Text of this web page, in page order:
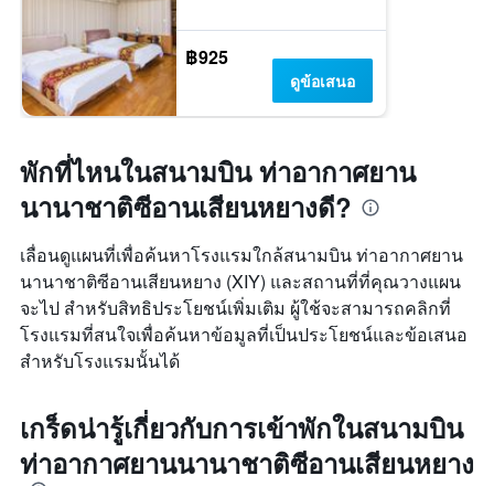
฿925
ดูข้อเสนอ
พักที่ไหนในสนามบิน ท่าอากาศยาน
นานาชาติซีอานเสียนหยางดี?
เลื่อนดูแผนที่เพื่อค้นหาโรงแรมใกล้สนามบิน ท่าอากาศยาน
นานาชาติซีอานเสียนหยาง (XIY) และสถานที่ที่คุณวางแผน
จะไป สำหรับสิทธิประโยชน์เพิ่มเติม ผู้ใช้จะสามารถคลิกที่
โรงแรมที่สนใจเพื่อค้นหาข้อมูลที่เป็นประโยชน์และข้อเสนอ
สำหรับโรงแรมนั้นได้
เกร็ดน่ารู้เกี่ยวกับการเข้าพักในสนามบิน
ท่าอากาศยานนานาชาติซีอานเสียนหยาง